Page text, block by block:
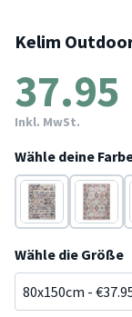
Kelim
37.95
Inkl. MwSt.
Wähle deine
Bunt Bunt
Wähle die Größe